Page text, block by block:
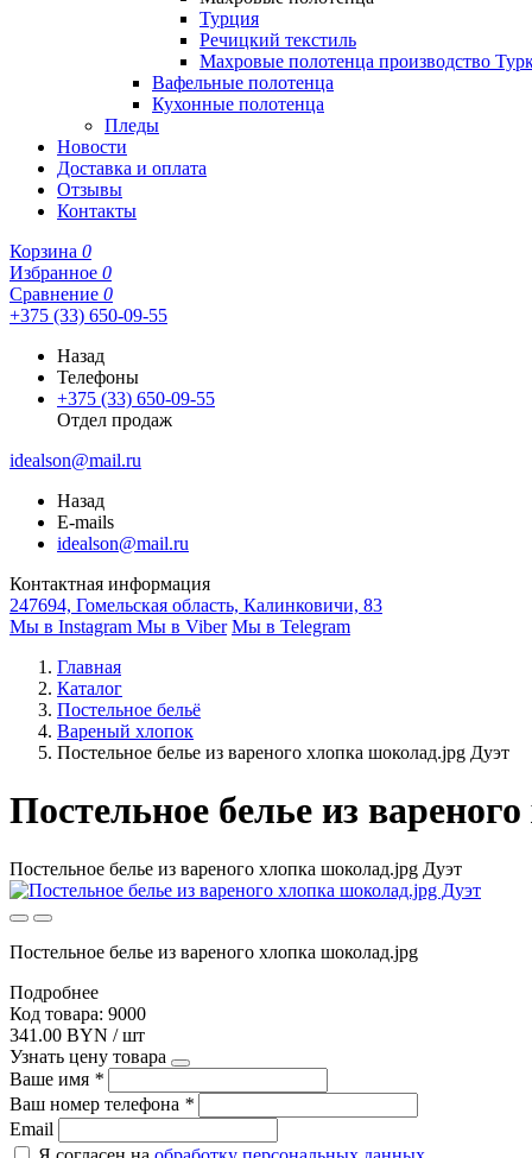
Турция
Речицкий текстиль
Махровые полотенца производство
Вафельные полотенца
Кухонные полотенца
Пледы
Новости
Доставка и оплата
Отзывы
Контакты
Корзина 0
Избранное 0
Сравнение 0
+375 (33) 650-09-55
Назад
Телефоны
+375 (33) 650-09-55
Отдел продаж
idealson@mail.ru
Назад
E-mails
idealson@mail.ru
Контактная информация
247694, Гомельская область, Калинковичи, 83
Мы в Instagram Мы в Viber Мы в Telegram
Главная
Каталог
Постельное бельё
Вареный хлопок
Постельное белье из вареного хлопка шоколад.jpg Дуэт
Постельное белье из
Постельное белье из вареного хлопка шоколад.jpg Дуэт
Постельное белье из вареного хлопка шоколад.jpg
Подробнее
Код товара: 9000
341.00 BYN / шт
Узнать цену товара
Ваше имя *
Ваш номер телефона *
Email